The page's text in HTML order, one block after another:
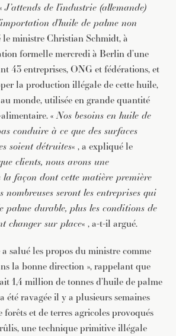
J’attends de l’industrie (allemande)
d’huile de palme non
le ministre Christian Schmidt, à
formelle mercredi à Berlin d’une
43 entreprises, ONG et fédérations, et
la production illégale de cette huile,
monde, utilisée en grande quantité
«Nos besoins en huile de
conduire à ce que des surfaces
soient détruites« , a expliqué le
clients, nous avons une
la façon dont cette matière première
nombreuses seront les entreprises qui
palme durable, plus les conditions de
changer sur place« , a-t-il argué.
a salué les propos du ministre comme
la bonne direction », rappelant que
1,4 million de tonnes d’huile de palme
été ravagée il y a plusieurs semaines
forêts et de terres agricoles provoqués
une technique primitive illégale